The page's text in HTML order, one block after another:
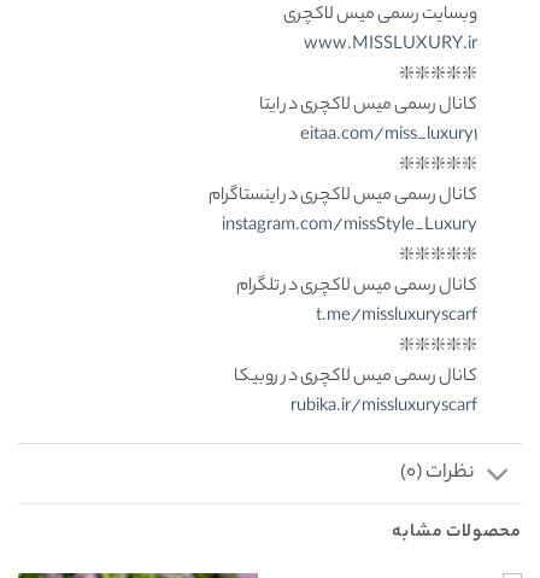
وبسایت رسمی میس لاکچری
www.MISSLUXURY.ir
❇️❇️❇️❇️❇️
کانال رسمی میس لاکچری در ایتا
eitaa.com/miss_luxury1
❇️❇️❇️❇️❇️
کانال رسمی میس لاکچری در اینستاگرام
instagram.com/missStyle_Luxury
❇️❇️❇️❇️❇️
کانال رسمی میس لاکچری در تلگرام
t.me/missluxuryscarf
❇️❇️❇️❇️❇️
کانال رسمی میس لاکچری در روبیکا
rubika.ir/missluxuryscarf
نظرات (0)
محصولات مشابه